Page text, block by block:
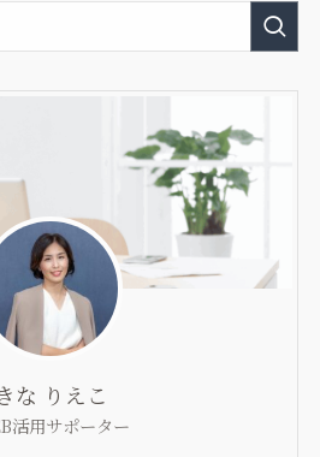
な りえこ
活用サポーター